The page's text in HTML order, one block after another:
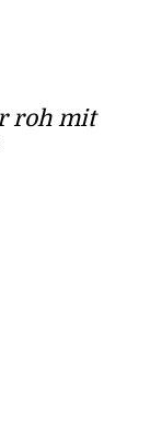
roh mit